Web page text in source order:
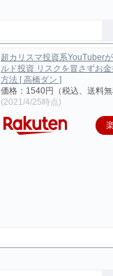
超カリスマ投資系YouTuber
ルド投資 リスクを冒さずお
方法 [ 高橋ダン ]
価格：1540円（税込、送料
(2021/4/25時点)